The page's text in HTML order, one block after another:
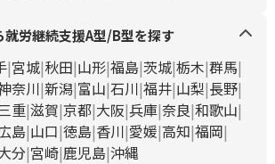
就労継続支援A型/B型を探す
宮城 秋田 山形 福島 茨城 栃木 群馬
奈川 新潟 富山 石川 福井 山梨 長野
重 滋賀 京都 大阪 兵庫 奈良 和歌山
島 山口 徳島 香川 愛媛 高知 福岡
分 宮崎 鹿児島 沖縄